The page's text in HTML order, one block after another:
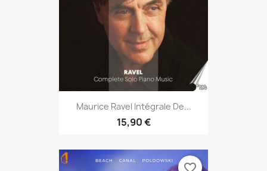
Maurice Ravel Intégrale De...
15,90 €